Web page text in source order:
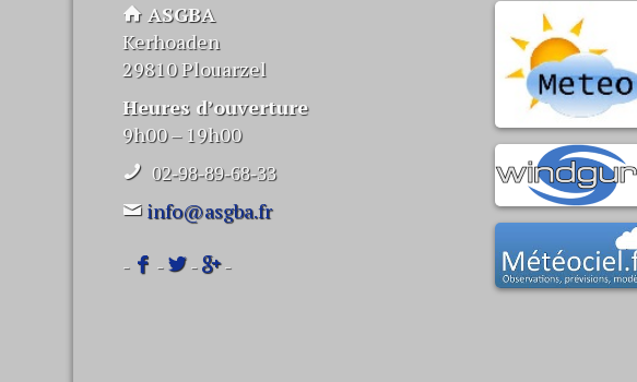
ASGBA
Kerhoaden
29810 Plouarzel
Heures d’ouverture
9h00 – 19h00
02-98-89-68-33
info@asgba.fr
- - - -